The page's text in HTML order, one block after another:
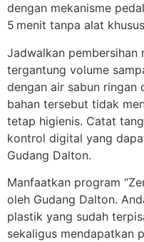
dengan mekanisme
5 menit tanpa alat
Jadwalkan pembersihan
tergantung volume
dengan air sabun ringan
bahan tersebut tidak
tetap higienis. Catat
kontrol digital yang
Gudang Dalton.
Manfaatkan program
oleh Gudang Dalton.
plastik yang sudah
sekaligus mendapatkan